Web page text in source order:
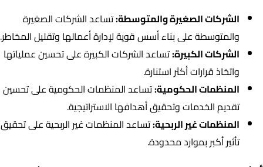
الشركات الصغيرة والمتوسطة:تساعد الشركات الصغيرة
والمتوسطة على بناء أسس قوية لإدارة أعمالها وتقليل المخاطر.
الشركات الكبيرة:تساعد الشركات الكبيرة على تحسين عملياتها
واتخاذ قرارات أكثر استنارة.
المنظمات الحكومية:تساعد المنظمات الحكومية على تحسين
تقديم الخدمات وتحقيق أهدافها الاستراتيجية.
المنظمات غير الربحية:تساعد المنظمات غير الربحية على تحقيق
تأثير أكبر بموارد محدودة.